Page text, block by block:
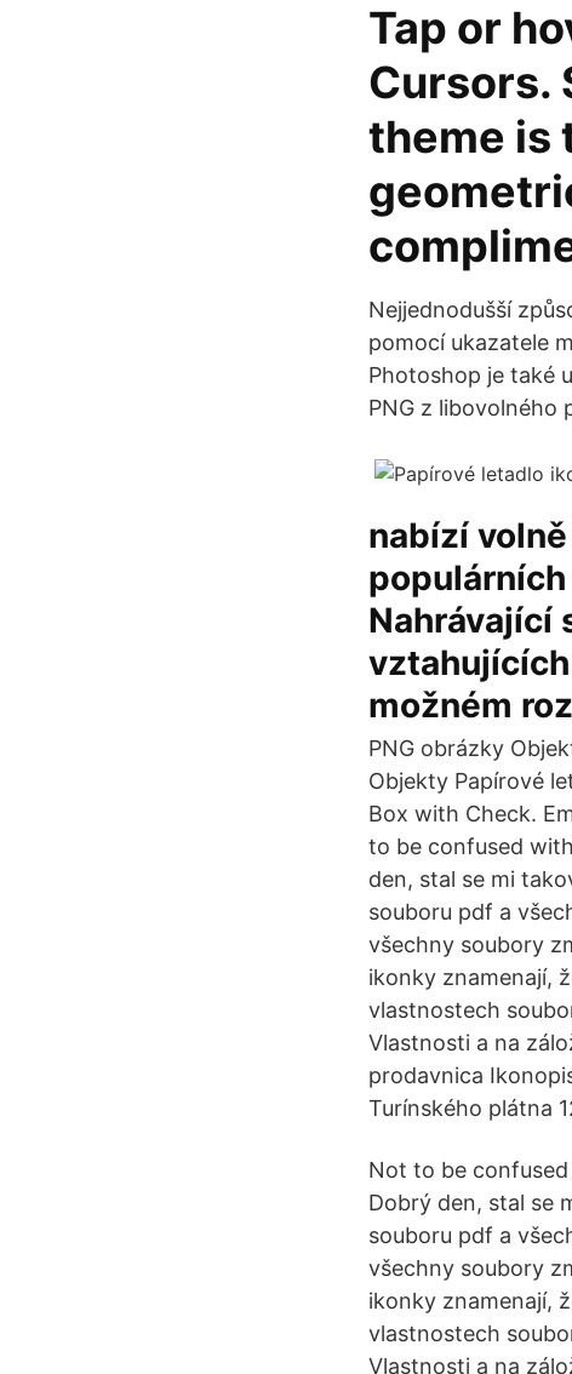
Tap or
Cursors.
theme is
Nejjednodušší
pomocí ukazatele
Photoshop je také
PNG z libovolného
nabízí
populárních
Nahrávající
možném
PNG obrázky
Objekty Papírové
Box with Check.
to be confused
den, stal se mi
souboru pdf a
všechny soubory
ikonky znamenají,
vlastnostech
Vlastnosti a na
prodavnica
Turínského plátna
Not to be
Dobrý den, stal se
souboru pdf a
všechny soubory
ikonky znamenají,
vlastnostech
Vlastnosti a na